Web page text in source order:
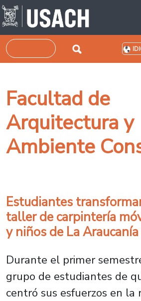
Pasar al contenido principal
Buscar
Facultad de
Arquitectura y
Ambiente
Estudiantes
taller de carpintería
y niños de La Araucanía
Durante el primer
grupo de estudiantes de
centró sus esfuerzos en la